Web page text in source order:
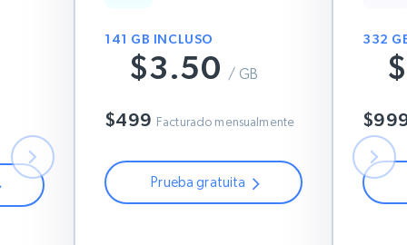
141 GB INCLUSO
$3.50 / GB
$499 Facturado mensualmente
Prueba gratuita
332